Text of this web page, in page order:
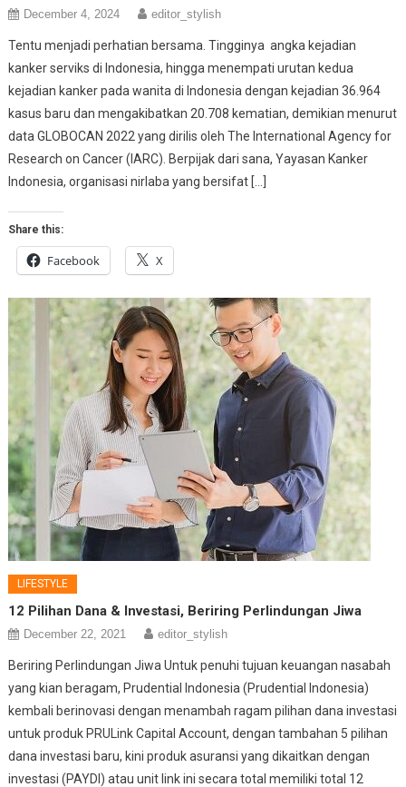
December 4, 2024 editor_stylish
Tentu menjadi perhatian bersama. Tingginya angka kejadian
kanker serviks di Indonesia, hingga menempati urutan kedua
kejadian kanker pada wanita di Indonesia dengan kejadian 36.964
kasus baru dan mengakibatkan 20.708 kematian, demikian menurut
data GLOBOCAN 2022 yang dirilis oleh The International Agency for
Research on Cancer (IARC). Berpijak dari sana, Yayasan Kanker
Indonesia, organisasi nirlaba yang bersifat […]
Share this:
Facebook X
LIFESTYLE
12 Pilihan Dana & Investasi, Beriring Perlindungan Jiwa
December 22, 2021 editor_stylish
Beriring Perlindungan Jiwa Untuk penuhi tujuan keuangan nasabah
yang kian beragam, Prudential Indonesia (Prudential Indonesia)
kembali berinovasi dengan menambah ragam pilihan dana investasi
untuk produk PRULink Capital Account, dengan tambahan 5 pilihan
dana investasi baru, kini produk asuransi yang dikaitkan dengan
investasi (PAYDI) atau unit link ini secara total memiliki total 12